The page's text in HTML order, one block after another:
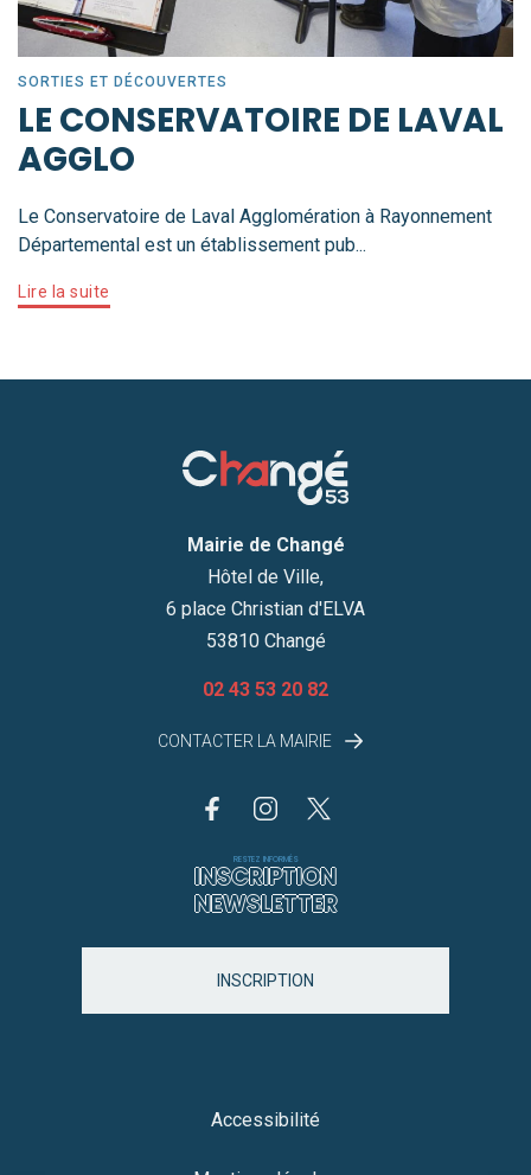
SORTIES ET DÉCOUVERTES
LE CONSERVATOIRE DE LAVAL
AGGLO
Le Conservatoire de Laval Agglomération à Rayonnement
Départemental est un établissement pub...
Lire la suite
Mairie de Changé
Hôtel de Ville,
6 place Christian d'ELVA
53810 Changé
02 43 53 20 82
CONTACTER LA MAIRIE
RESTEZ INFORMÉS
INSCRIPTION
NEWSLETTER
INSCRIPTION
Accessibilité